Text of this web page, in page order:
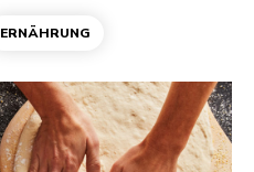
ERNÄHRUNG